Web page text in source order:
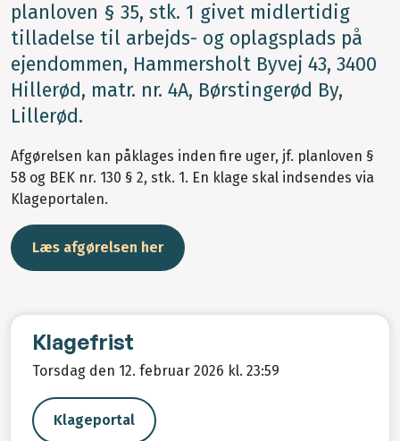
planloven § 35, stk. 1 givet midlertidig
tilladelse til arbejds- og oplagsplads på
ejendommen, Hammersholt Byvej 43, 3400
Hillerød, matr. nr. 4A, Børstingerød By,
Lillerød.
Afgørelsen kan påklages inden fire uger, jf. planloven §
58 og BEK nr. 130 § 2, stk. 1. En klage skal indsendes via
Klageportalen.
Læs afgørelsen her
Klagefrist
Torsdag den 12. februar 2026 kl. 23:59
Klageportal